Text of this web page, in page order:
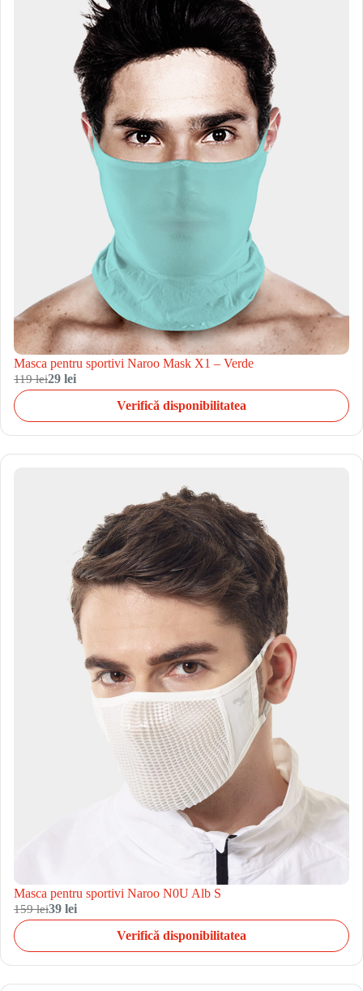
Masca pentru sportivi Naroo Mask X1 – Verde
119 lei29 lei
Verifică disponibilitatea
Masca pentru sportivi Naroo N0U Alb S
159 lei39 lei
Verifică disponibilitatea